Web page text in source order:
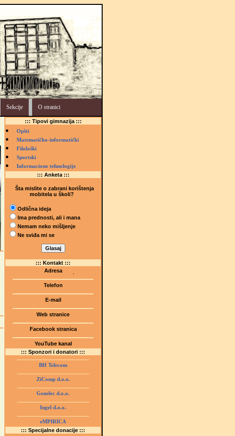
Sekcije O stranici
::: Tipovi gimnazija :::
Opšti
Matematičko-informatički
Filološki
Sportski
Informacione tehnologije
::: Anketa :::
Šta mislite o zabrani korištenja
mobitela u školi?
Odlična ideja
Ima prednosti, ali i mana
Nemam neko mišljenje
Ne sviđa mi se
::: Kontakt :::
Adresa
(Šetalište I.G. Kovačića 1)
75000 Tuzla, BiH
Telefon
E-mail
Web stranice
www.gmstziam.com.ba
Facebook stranica
YouTube kanal
GMS Tuzla
::: Sponzori i donatori :::
BH Telecom
ZiComp d.o.o.
Genelec d.o.o.
Ingel d.o.o.
eMPIRICA
::: Specijalne donacije :::